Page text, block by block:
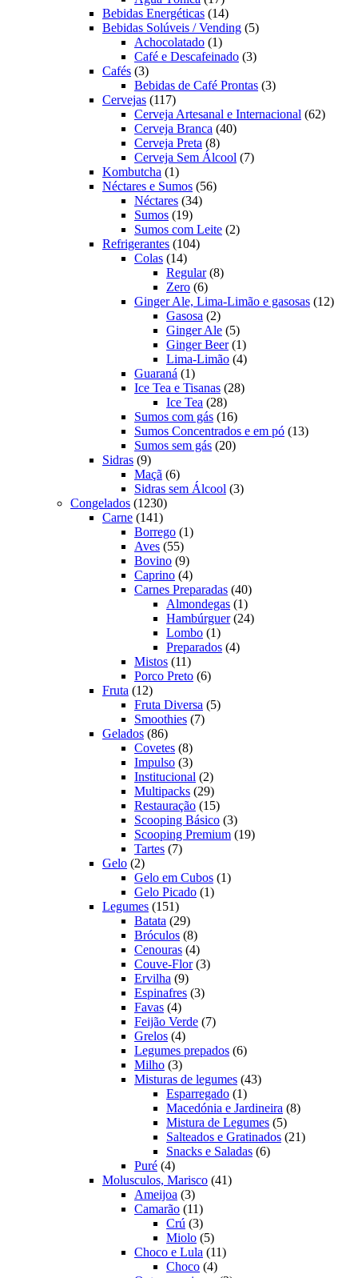
produtos
Bebidas Energéticas 1414
produtos
Bebidas Solúveis / Vending 55
Achocolatado 11
produto
Café e Descafeinado 33
Cafés 33
produtos
Bebidas de Café Prontas 33
Cervejas 117117
produtos
Cerveja Artesanal e Internacional 6262
Cerveja Branca 4040
Cerveja Preta 88
produtos
Cerveja Sem Álcool 77
Kombutcha 11
produto
Néctares e Sumos 5656
Néctares 3434
Sumos 1919
produtos
Sumos com Leite 22
Refrigerantes 104104
Colas 1414
produtos
Regular 88
Zero 66
produtos
Ginger Ale, Lima-Limão e gasosas 1212
Gasosa 22
produtos
Ginger Ale 55
produtos
Ginger Beer 11
produto
Lima-Limão 44
Guaraná 11
produto
Ice Tea e Tisanas 2828
Ice Tea 2828
produtos
Sumos com gás 1616
produtos
Sumos Concentrados e em pó 1313
Sumos sem gás 2020
Sidras 99
produtos
Maçã 66
produtos
Sidras sem Álcool 33
Congelados 12301230
produtos
Carne 141141
produtos
Borrego 11
Aves 5555
produtos
Bovino 99
produtos
Caprino 44
produtos
Carnes Preparadas 4040
produtos
Almondegas 11
produto
Hambúrguer 2424
Lombo 11
produto
Preparados 44
Mistos 1111
produtos
Porco Preto 66
Fruta 1212
produtos
Fruta Diversa 55
Smoothies 77
Gelados 8686
produtos
Covetes 88
produtos
Impulso 33
produtos
Institucional 22
produtos
Multipacks 2929
produtos
Restauração 1515
produtos
Scooping Básico 33
produtos
Scooping Premium 1919
Tartes 77
Gelo 22
produtos
Gelo em Cubos 11
Gelo Picado 11
Legumes 151151
produtos
Batata 2929
produtos
Bróculos 88
produtos
Cenouras 44
produtos
Couve-Flor 33
Ervilha 99
produtos
Espinafres 33
Favas 44
produtos
Feijão Verde 77
Grelos 44
produtos
Legumes prepados 66
Milho 33
produtos
Misturas de legumes 4343
Esparregado 11
produto
Macedónia e Jardineira 88
Mistura de Legumes 55
produtos
Salteados e Gratinados 2121
Snacks e Saladas 66
Puré 44
produtos
Molusculos, Marisco 4141
Ameijoa 33
produtos
Camarão 1111
produtos
Crú 33
produtos
Miolo 55
produtos
Choco e Lula 1111
Choco 44